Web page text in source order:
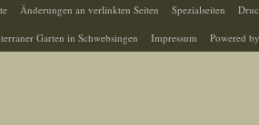
Änderungen an verlinkten Seiten Spezialseiten
Garten in Schwebsingen Impressum Powered